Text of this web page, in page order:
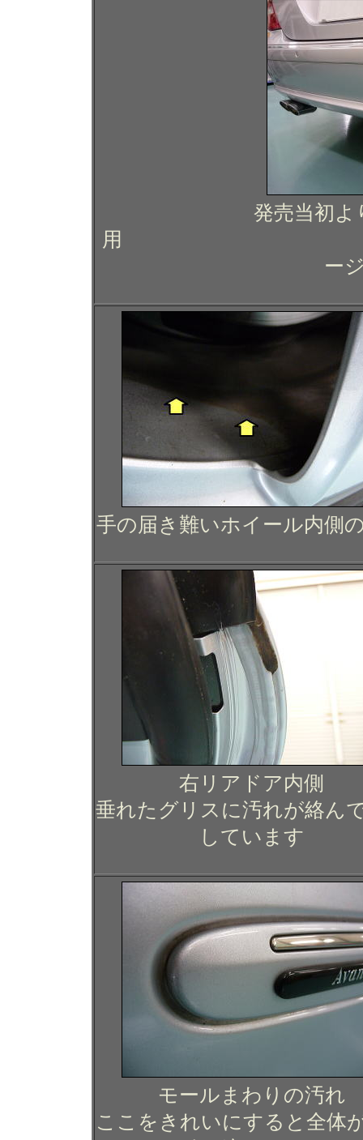
発売当初よ
用
ー
手の届き難いホイール内側
右リアドア内側
垂れたグリスに汚れが絡ん
しています
モールまわりの汚れ
ここをきれいにすると全体